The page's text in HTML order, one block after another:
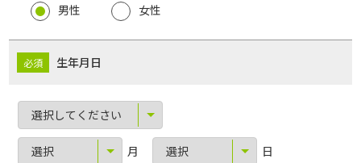
男性 女性
生年月日
月 日